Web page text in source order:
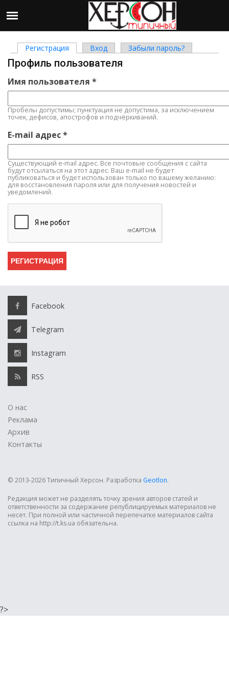
Главные вкладки
Регистрация (активная вкладка)
Вход Забыли пароль?
Профиль пользователя
Имя пользователя *
Пробелы допустимы; пунктуация не допустима, за исключением
точек, дефисов, апострофов и подчёркиваний.
E-mail адрес*
Существующий e-mail адрес. Все почтовые сообщения с сайта
будут отсылаться на этот адрес. Ваш e-mail не будет
публиковаться и будет использован только по вашему желанию:
для восстановления пароля или для получения новостей и
уведомлений.
Facebook
Telegram
Instagram
RSS
О нас
Реклама
Архив
Контакты
© 2013-2026 Типичный Херсон. Разработка Geotlon.
Редакция может не разделять точку зрения авторов статей и
ответственности за содержание републицируемых материалов не
несет. При полной или частичной перепечатке материалов сайта
ссылка на http://t.ks.ua обязательна.
?>